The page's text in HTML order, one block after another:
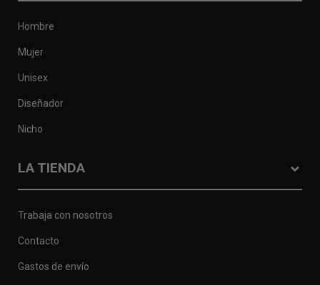
Hombre
Mujer
Unisex
Diseñador
Nicho
LA TIENDA
Trabaja con nosotros
Contacto
Gastos de envío